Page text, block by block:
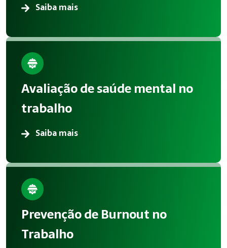
Saiba mais
Avaliação de saúde mental no
trabalho
Saiba mais
Prevenção de Burnout no
Trabalho